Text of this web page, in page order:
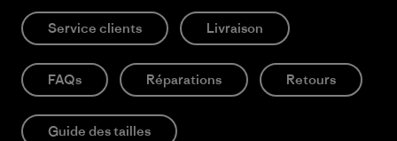
Service clients Livraison
FAQs Réparations Retours
Guide des tailles